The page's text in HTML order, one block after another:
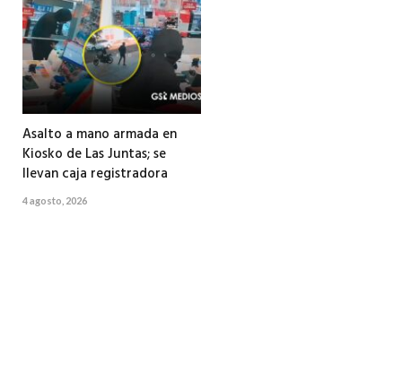
Asalto a mano armada en
Kiosko de Las Juntas; se
llevan caja registradora
4 agosto, 2026